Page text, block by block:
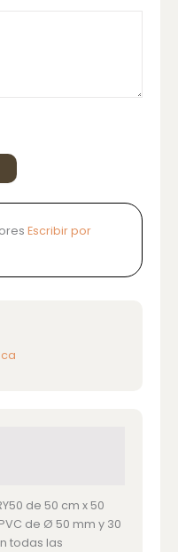
Escribir por
de 50 cm x 50
de Ø 50 mm y 30
todas las